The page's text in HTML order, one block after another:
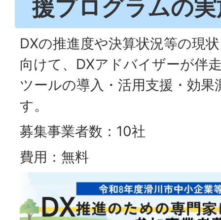
援プログラムの
DXの推進度や決算状況等の現
向けて、DXアドバイザーが伴
ツールの導入・活用支援・効
す。
募集事業者数：10社
費用：無料